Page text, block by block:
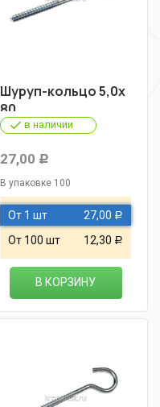
Шуруп-кольцо 5,0х
80
в наличии
27,00 Р
В упаковке 100
От 1 шт 27,00 Р
От 100 шт 12,30 Р
В КОРЗИНУ